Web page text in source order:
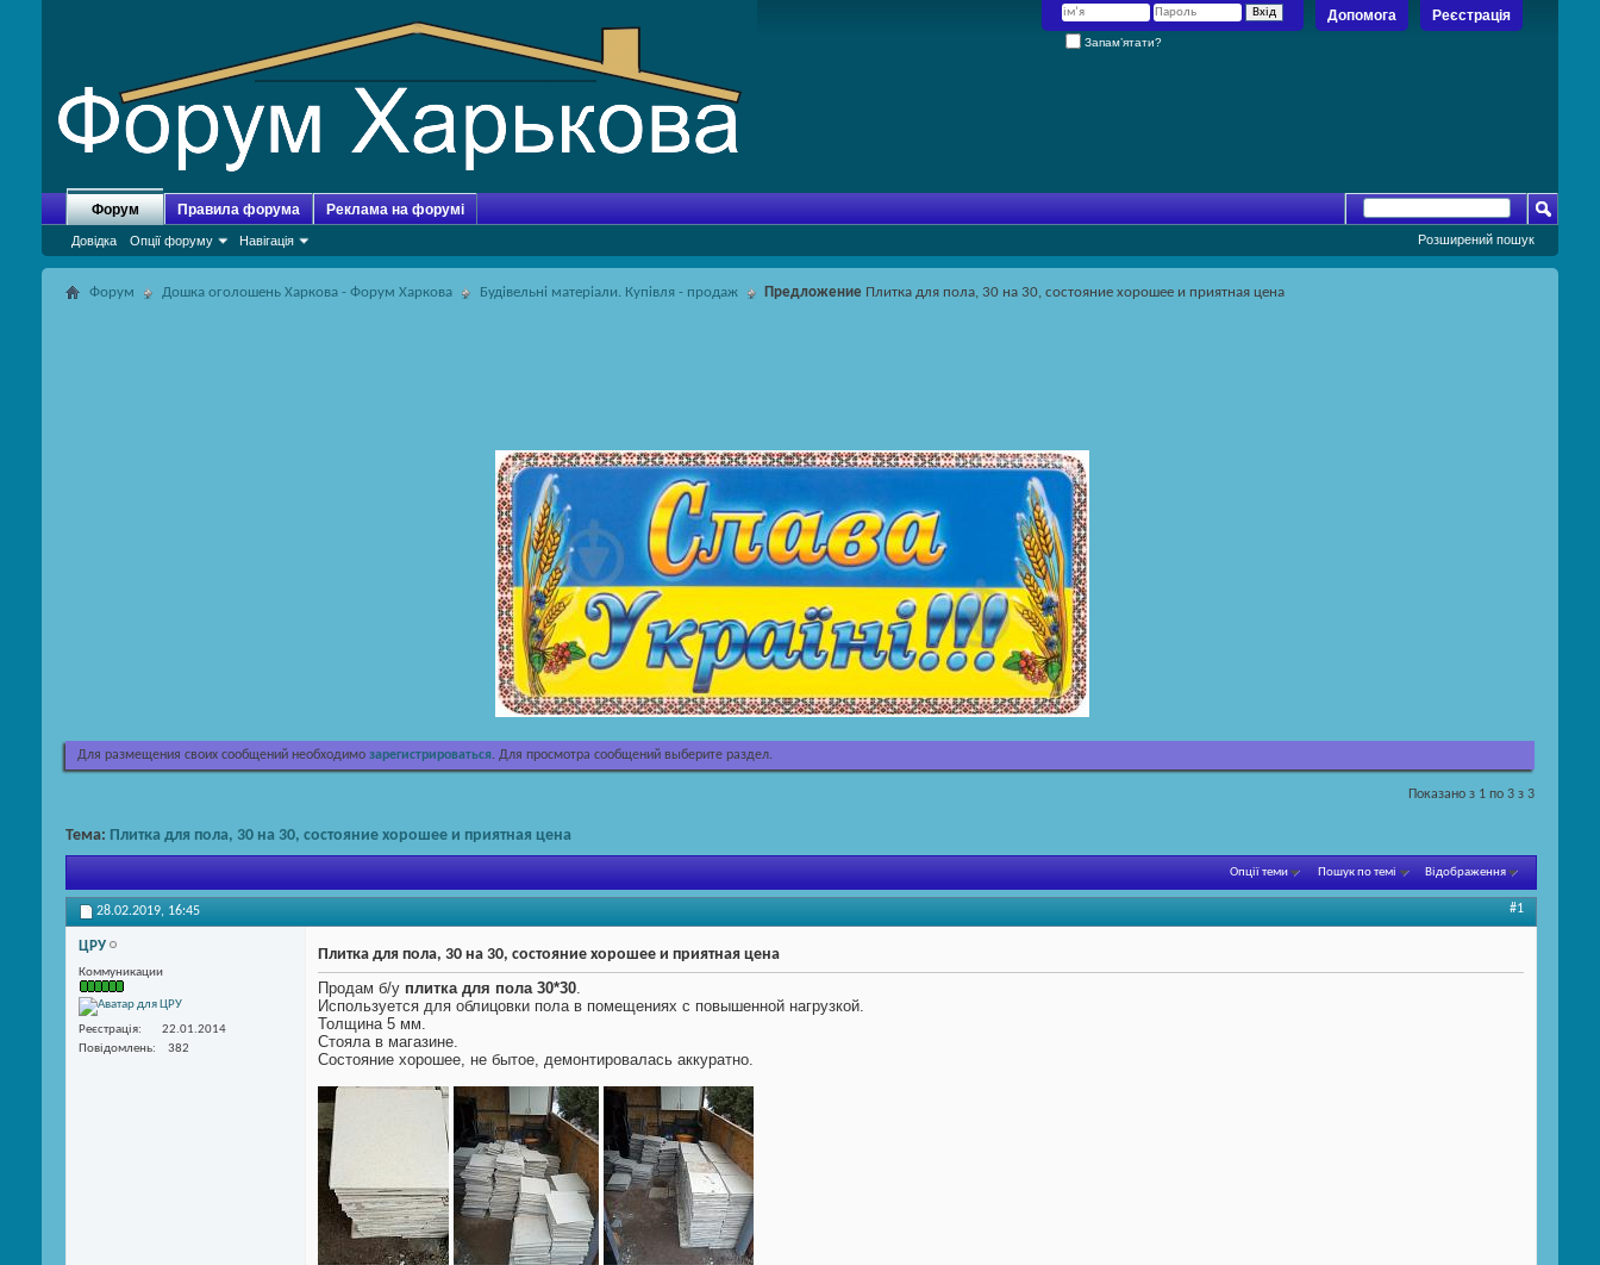
Реєстрація
Допомога
Запам’ятати?
Форум
Довідка Опції форуму Навігація
Правила форума Реклама на форумі
Розширений пошук
Форум Дошка оголошень Харкова - Форум Харкова Будівельні матеріали. Купівля - продаж Предложение Плитка для пола, 30 на 30, состояние хорошее и приятная цена
Для размещения своих сообщений необходимо зарегистрироваться. Для просмотра сообщений выберите раздел.
Показано з 1 по 3 з 3
Тема: Плитка для пола, 30 на 30, состояние хорошее и приятная цена
Опції теми Пошук по темі Відображення
28.02.2019, 16:45 #1
ЦРУ
Коммуникации
Реєстрація
22.01.2014
Повідомлень
382
Плитка для пола, 30 на 30, состояние хорошее и приятная цена
Продам б/у плитка для пола 30*30.
Используется для облицовки пола в помещениях с повышенной нагрузкой.
Толщина 5 мм.
Стояла в магазине.
Состояние хорошее, не бытое, демонтировалась аккуратно.